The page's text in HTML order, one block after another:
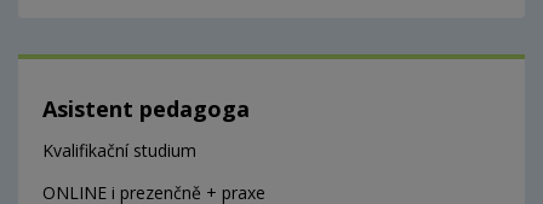
Asistent pedagoga
Kvalifikační studium
ONLINE i prezenčně + praxe